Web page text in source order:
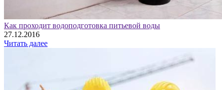
Как проходит водоподготовка питьевой воды
27.12.2016
Читать далее